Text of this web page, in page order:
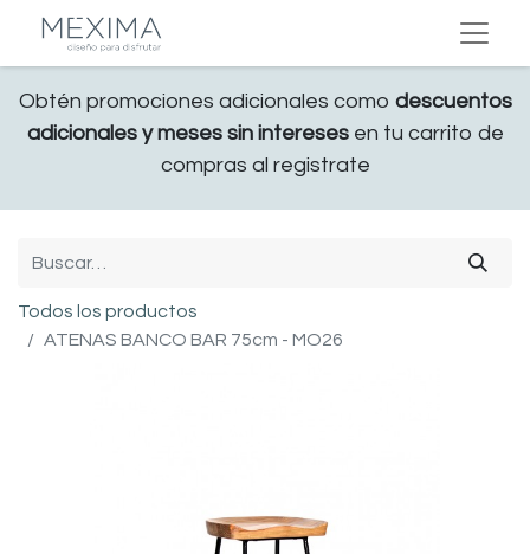
Obtén promociones adicionales como descuentos
adicionales y meses sin interesesen tu carrito de
compras al registrate
Todos los productos
ATENAS BANCO BAR 75cm - MO26